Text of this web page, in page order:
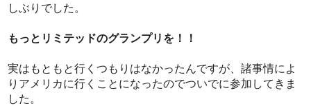
しぶりでした。
もっとリミテッドのグランプリを！！
実はもともと行くつもりはなかったんですが、諸事情によ
りアメリカに行くことになったのでついでに参加してきま
した。